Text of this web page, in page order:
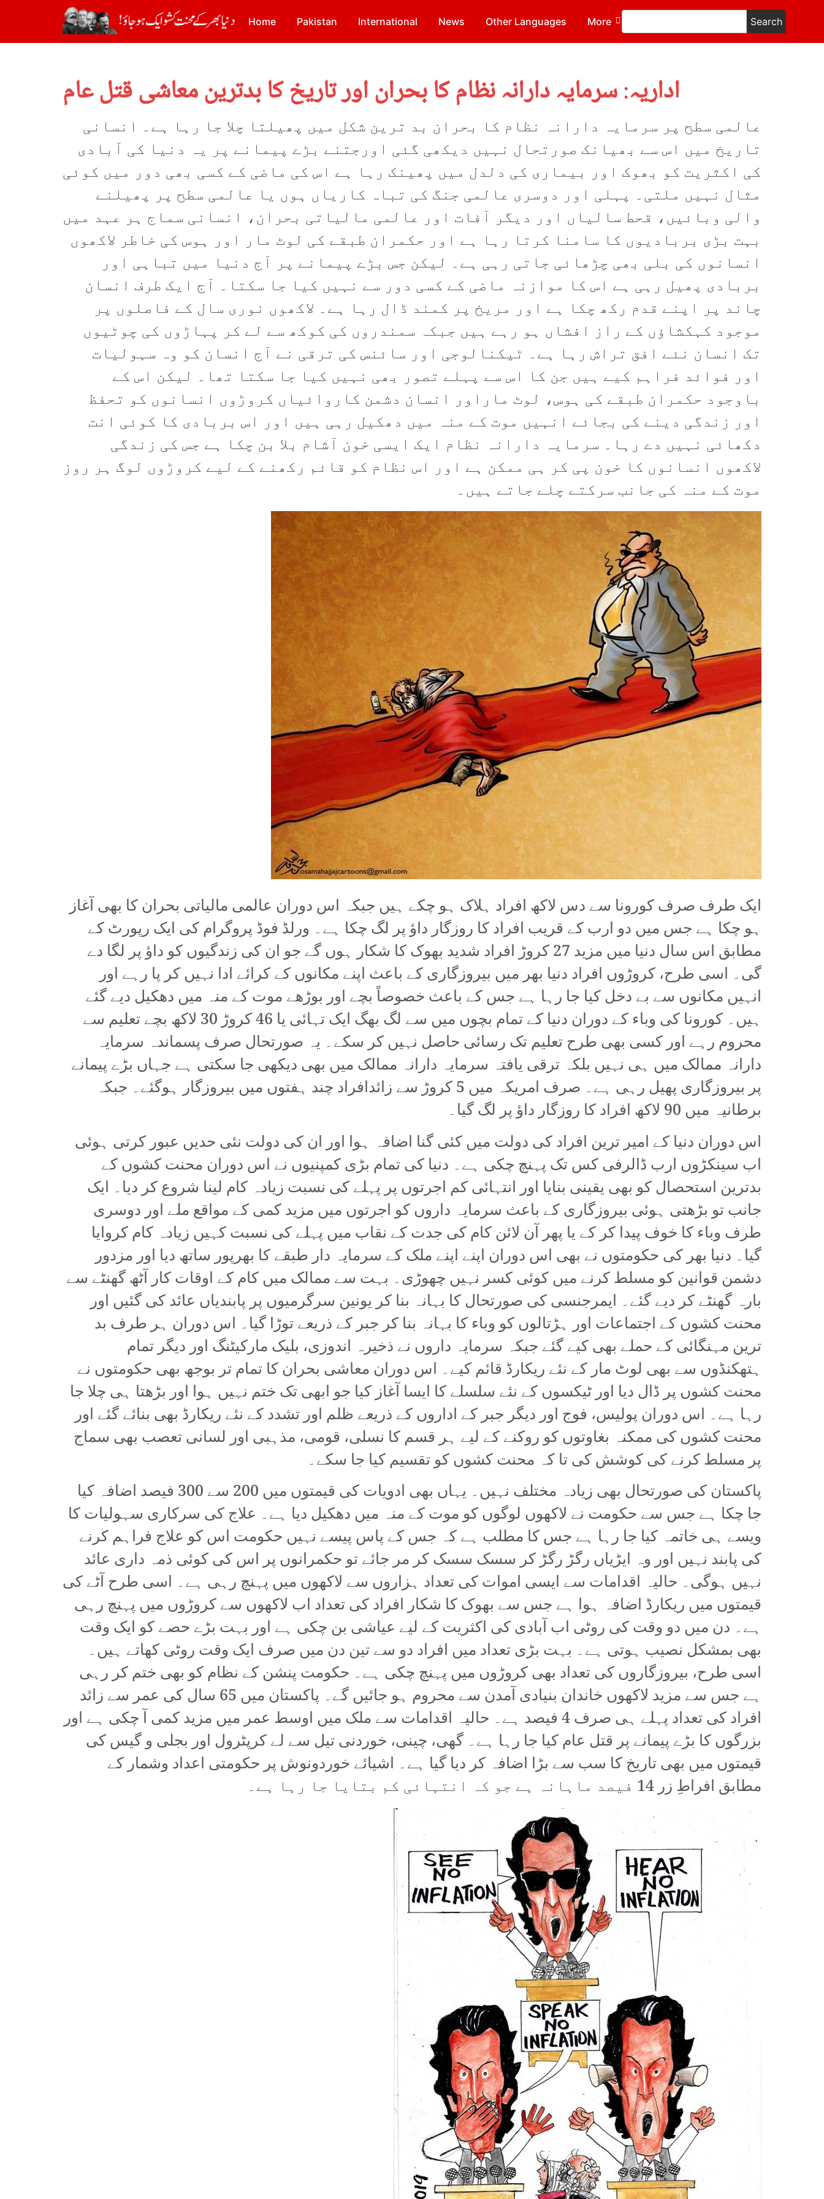
Home Pakistan International News Other Languages More Search
اداریہ: سرمایہ دارانہ نظام کا بحران اور تاریخ کا بدترین معاشی قتل عام
عالمی سطح پر سرمایہ دارانہ نظام کا بحران بد ترین شکل میں پھیلتا چلا جا رہا ہے۔ انسانی
تاریخ میں اس سے بھیانک صورتحال نہیں دیکھی گئی اورجتنے بڑے پیمانے پر یہ دنیا کی آبادی
کی اکثریت کو بھوک اور بیماری کی دلدل میں پھینک رہا ہے اس کی ماضی کے کسی بھی دور میں کوئی
مثال نہیں ملتی۔ پہلی اور دوسری عالمی جنگ کی تباہ کاریاں ہوں یا عالمی سطح پر پھیلنے
والی وبائیں، قحط سالیاں اور دیگر آفات اور عالمی مالیاتی بحران، انسانی سماج ہر عہد میں
بہت بڑی بربادیوں کا سامنا کرتا رہا ہے اور حکمران طبقے کی لوٹ مار اور ہوس کی خاطر لاکھوں
انسانوں کی بلی بھی چڑھائی جاتی رہی ہے۔ لیکن جس بڑے پیمانے پر آج دنیا میں تباہی اور
بربادی پھیل رہی ہے اس کا موازنہ ماضی کے کسی دور سے نہیں کیا جا سکتا۔ آج ایک طرف انسان
چاند پر اپنے قدم رکھ چکا ہے اور مریخ پر کمند ڈال رہا ہے۔ لاکھوں نوری سال کے فاصلوں پر
موجود کہکشاؤں کے راز افشاں ہو رہے ہیں جبکہ سمندروں کی کوکھ سے لے کر پہاڑوں کی چوٹیوں
تک انسان نئے افق تراش رہا ہے۔ ٹیکنالوجی اور سائنس کی ترقی نے آج انسان کو وہ سہولیات
اور فوائد فراہم کیے ہیں جن کا اس سے پہلے تصور بھی نہیں کیا جا سکتا تھا۔ لیکن اس کے
باوجود حکمران طبقے کی ہوس، لوٹ ماراور انسان دشمن کاروائیاں کروڑوں انسانوں کو تحفظ
اور زندگی دینے کی بجائے انہیں موت کے منہ میں دھکیل رہی ہیں اور اس بربادی کا کوئی انت
دکھائی نہیں دے رہا۔ سرمایہ دارانہ نظام ایک ایسی خون آشام بلا بن چکا ہے جس کی زندگی
لاکھوں انسانوں کا خون پی کر ہی ممکن ہے اور اس نظام کو قائم رکھنے کے لیے کروڑوں لوگ ہر روز
موت کے منہ کی جانب سرکتے چلے جاتے ہیں۔
ایک طرف صرف کورونا سے دس لاکھ افراد ہلاک ہو چکے ہیں جبکہ اس دوران عالمی مالیاتی بحران کا بھی آغاز
ہو چکا ہے جس میں دو ارب کے قریب افراد کا روزگار داؤ پر لگ چکا ہے۔ ورلڈ فوڈ پروگرام کی ایک رپورٹ کے
مطابق اس سال دنیا میں مزید 27 کروڑ افراد شدید بھوک کا شکار ہوں گے جو ان کی زندگیوں کو داؤ پر لگا دے
گی۔ اسی طرح، کروڑوں افراد دنیا بھر میں بیروزگاری کے باعث اپنے مکانوں کے کرائے ادا نہیں کر پا رہے اور
انہیں مکانوں سے بے دخل کیا جا رہا ہے جس کے باعث خصوصاً بچے اور بوڑھے موت کے منہ میں دھکیل دیے گئے
ہیں۔ کورونا کی وباء کے دوران دنیا کے تمام بچوں میں سے لگ بھگ ایک تہائی یا 46 کروڑ 30 لاکھ بچے تعلیم سے
محروم رہے اور کسی بھی طرح تعلیم تک رسائی حاصل نہیں کر سکے۔ یہ صورتحال صرف پسماندہ سرمایہ
دارانہ ممالک میں ہی نہیں بلکہ ترقی یافتہ سرمایہ دارانہ ممالک میں بھی دیکھی جا سکتی ہے جہاں بڑے پیمانے
پر بیروزگاری پھیل رہی ہے۔ صرف امریکہ میں 5 کروڑ سے زائدافراد چند ہفتوں میں بیروزگار ہوگئے۔ جبکہ
برطانیہ میں 90 لاکھ افراد کا روزگار داؤ پر لگ گیا۔
اس دوران دنیا کے امیر ترین افراد کی دولت میں کئی گنا اضافہ ہوا اور ان کی دولت نئی حدیں عبور کرتی ہوئی
اب سینکڑوں ارب ڈالرفی کس تک پہنچ چکی ہے۔ دنیا کی تمام بڑی کمپنیوں نے اس دوران محنت کشوں کے
بدترین استحصال کو بھی یقینی بنایا اور انتہائی کم اجرتوں پر پہلے کی نسبت زیادہ کام لینا شروع کر دیا۔ ایک
جانب تو بڑھتی ہوئی بیروزگاری کے باعث سرمایہ داروں کو اجرتوں میں مزید کمی کے مواقع ملے اور دوسری
طرف وباء کا خوف پیدا کر کے یا پھر آن لائن کام کی جدت کے نقاب میں پہلے کی نسبت کہیں زیادہ کام کروایا
گیا۔ دنیا بھر کی حکومتوں نے بھی اس دوران اپنے اپنے ملک کے سرمایہ دار طبقے کا بھرپور ساتھ دیا اور مزدور
دشمن قوانین کو مسلط کرنے میں کوئی کسر نہیں چھوڑی۔ بہت سے ممالک میں کام کے اوقات کار آٹھ گھنٹے سے
بارہ گھنٹے کر دیے گئے۔ ایمرجنسی کی صورتحال کا بہانہ بنا کر یونین سرگرمیوں پر پابندیاں عائد کی گئیں اور
محنت کشوں کے اجتماعات اور ہڑتالوں کو وباء کا بہانہ بنا کر جبر کے ذریعے توڑا گیا۔ اس دوران ہر طرف بد
ترین مہنگائی کے حملے بھی کیے گئے جبکہ سرمایہ داروں نے ذخیرہ اندوزی، بلیک مارکیٹنگ اور دیگر تمام
ہتھکنڈوں سے بھی لوٹ مار کے نئے ریکارڈ قائم کیے۔ اس دوران معاشی بحران کا تمام تر بوجھ بھی حکومتوں نے
محنت کشوں پر ڈال دیا اور ٹیکسوں کے نئے سلسلے کا ایسا آغاز کیا جو ابھی تک ختم نہیں ہوا اور بڑھتا ہی چلا جا
رہا ہے۔ اس دوران پولیس، فوج اور دیگر جبر کے اداروں کے ذریعے ظلم اور تشدد کے نئے ریکارڈ بھی بنائے گئے اور
محنت کشوں کی ممکنہ بغاوتوں کو روکنے کے لیے ہر قسم کا نسلی، قومی، مذہبی اور لسانی تعصب بھی سماج
پر مسلط کرنے کی کوشش کی تا کہ محنت کشوں کو تقسیم کیا جا سکے۔
پاکستان کی صورتحال بھی زیادہ مختلف نہیں۔ یہاں بھی ادویات کی قیمتوں میں 200 سے 300 فیصد اضافہ کیا
جا چکا ہے جس سے حکومت نے لاکھوں لوگوں کو موت کے منہ میں دھکیل دیا ہے۔ علاج کی سرکاری سہولیات کا
ویسے ہی خاتمہ کیا جا رہا ہے جس کا مطلب ہے کہ جس کے پاس پیسے نہیں حکومت اس کو علاج فراہم کرنے
کی پابند نہیں اور وہ ایڑیاں رگڑ رگڑ کر سسک سسک کر مر جائے تو حکمرانوں پر اس کی کوئی ذمہ داری عائد
نہیں ہوگی۔ حالیہ اقدامات سے ایسی اموات کی تعداد ہزاروں سے لاکھوں میں پہنچ رہی ہے۔ اسی طرح آٹے کی
قیمتوں میں ریکارڈ اضافہ ہوا ہے جس سے بھوک کا شکار افراد کی تعداد اب لاکھوں سے کروڑوں میں پہنچ رہی
ہے۔ دن میں دو وقت کی روٹی اب آبادی کی اکثریت کے لیے عیاشی بن چکی ہے اور بہت بڑے حصے کو ایک وقت
بھی بمشکل نصیب ہوتی ہے۔ بہت بڑی تعداد میں افراد دو سے تین دن میں صرف ایک وقت روٹی کھاتے ہیں۔
اسی طرح، بیروزگاروں کی تعداد بھی کروڑوں میں پہنچ چکی ہے۔ حکومت پنشن کے نظام کو بھی ختم کر رہی
ہے جس سے مزید لاکھوں خاندان بنیادی آمدن سے محروم ہو جائیں گے۔ پاکستان میں 65 سال کی عمر سے زائد
افراد کی تعداد پہلے ہی صرف 4 فیصد ہے۔ حالیہ اقدامات سے ملک میں اوسط عمر میں مزید کمی آ چکی ہے اور
بزرگوں کا بڑے پیمانے پر قتل عام کیا جا رہا ہے۔ گھی، چینی، خوردنی تیل سے لے کرپٹرول اور بجلی و گیس کی
قیمتوں میں بھی تاریخ کا سب سے بڑا اضافہ کر دیا گیا ہے۔ اشیائے خوردونوش پر حکومتی اعداد وشمار کے
مطابق افراطِ زر 14 فیصد ماہانہ ہے جو کہ انتہائی کم بتایا جا رہا ہے۔